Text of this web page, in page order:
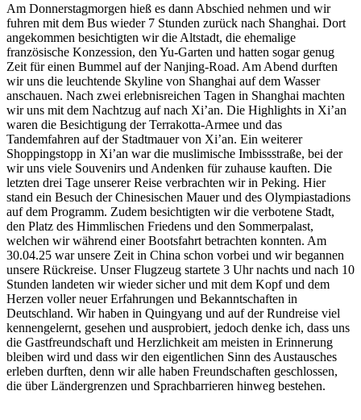
Am Donnerstagmorgen hieß es dann Abschied nehmen und wir
fuhren mit dem Bus wieder 7 Stunden zurück nach Shanghai. Dort
angekommen besichtigten wir die Altstadt, die ehemalige
französische Konzession, den Yu-Garten und hatten sogar genug
Zeit für einen Bummel auf der Nanjing-Road. Am Abend durften
wir uns die leuchtende Skyline von Shanghai auf dem Wasser
anschauen. Nach zwei erlebnisreichen Tagen in Shanghai machten
wir uns mit dem Nachtzug auf nach Xi’an. Die Highlights in Xi’an
waren die Besichtigung der Terrakotta-Armee und das
Tandemfahren auf der Stadtmauer von Xi’an. Ein weiterer
Shoppingstopp in Xi’an war die muslimische Imbissstraße, bei der
wir uns viele Souvenirs und Andenken für zuhause kauften. Die
letzten drei Tage unserer Reise verbrachten wir in Peking. Hier
stand ein Besuch der Chinesischen Mauer und des Olympiastadions
auf dem Programm. Zudem besichtigten wir die verbotene Stadt,
den Platz des Himmlischen Friedens und den Sommerpalast,
welchen wir während einer Bootsfahrt betrachten konnten. Am
30.04.25 war unsere Zeit in China schon vorbei und wir begannen
unsere Rückreise. Unser Flugzeug startete 3 Uhr nachts und nach 10
Stunden landeten wir wieder sicher und mit dem Kopf und dem
Herzen voller neuer Erfahrungen und Bekanntschaften in
Deutschland. Wir haben in Quingyang und auf der Rundreise viel
kennengelernt, gesehen und ausprobiert, jedoch denke ich, dass uns
die Gastfreundschaft und Herzlichkeit am meisten in Erinnerung
bleiben wird und dass wir den eigentlichen Sinn des Austausches
erleben durften, denn wir alle haben Freundschaften geschlossen,
die über Ländergrenzen und Sprachbarrieren hinweg bestehen.